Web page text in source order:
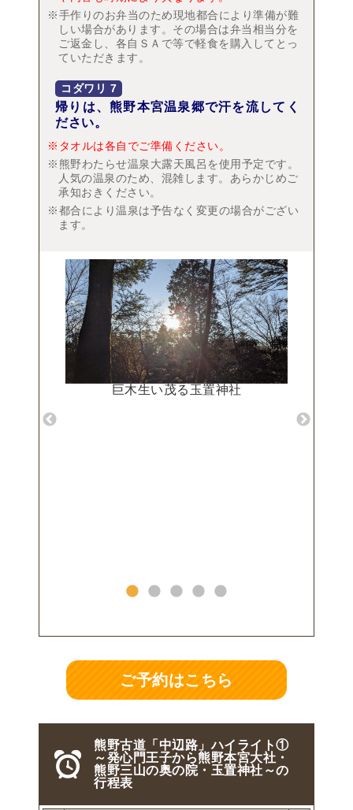
※手作りのお弁当のため現地都合により準備が難
しい場合があります。その場合は弁当相当分を
ご返金し、各自ＳＡで等で軽食を購入してとっ
ていただきます。
コダワリ 7
帰りは、熊野本宮温泉郷で汗を流してく
ださい。
※タオルは各自でご準備ください。
※熊野わたらせ温泉大露天風呂を使用予定です。
人気の温泉のため、混雑します。あらかじめご
承知おきください。
※都合により温泉は予告なく変更の場合がござい
ます。
巨木生い茂る玉置神社
ご予約はこちら
熊野古道「中辺路」ハイライト①
～発心門王子から熊野本宮大社・
熊野三山の奥の院・玉置神社～の
行程表